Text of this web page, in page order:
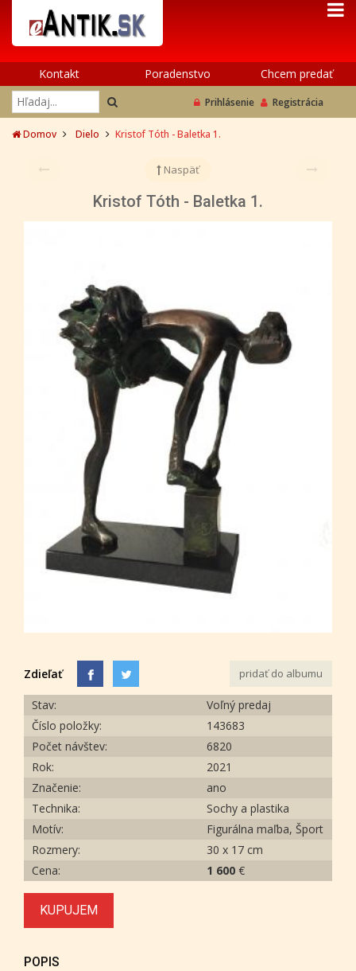
Kontakt Poradenstvo Chcem predať
Prihlásenie Registrácia
Domov Dielo Kristof Tóth - Baletka 1.
Naspäť
Kristof Tóth - Baletka 1.
Zdieľať pridať do albumu
Stav:
Voľný predaj
Číslo položky:
143683
Počet návštev:
6820
Rok:
2021
Značenie:
ano
Technika:
Sochy a plastika
Motív:
Figurálna maľba, Šport
Rozmery:
30 x 17 cm
Cena:
1 600 €
KUPUJEM
POPIS